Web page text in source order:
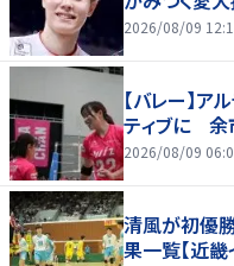
2026/08/09
【バレー】ア
ティブに 余
2026/08/09
清風が初優
果一覧【近畿